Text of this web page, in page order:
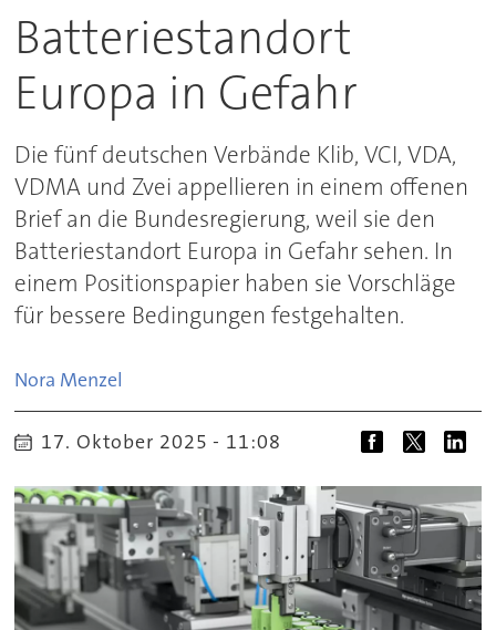
Batteriestandort
Europa in Gefahr
Die fünf deutschen Verbände Klib, VCI, VDA,
VDMA und Zvei appellieren in einem offenen
Brief an die Bundesregierung, weil sie den
Batteriestandort Europa in Gefahr sehen. In
einem Positionspapier haben sie Vorschläge
für bessere Bedingungen festgehalten.
Nora Menzel
17. Oktober 2025 - 11:08